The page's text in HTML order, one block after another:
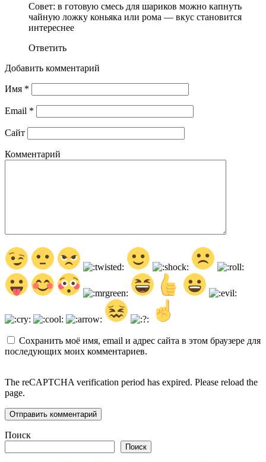
Совет: в готовую смесь для шариков можно капнуть
чайную ложку коньяка или рома — вкус становится
интереснее
Ответить
Добавить комментарий
Имя *
Email *
Сайт
Комментарий
Сохранить моё имя, email и адрес сайта в этом браузере для
последующих моих комментариев.
The reCAPTCHA verification period has expired. Please reload the
page.
Поиск
Поиск